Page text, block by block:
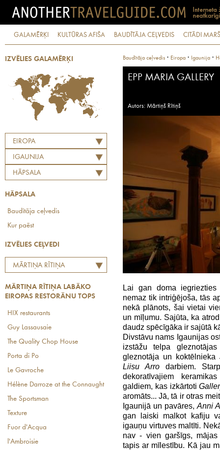
GALAMĒRĶI KULTŪRAS AFIŠA BAUDĪTĀJA CEĻVEDIS CITĀDI
IZVĒLIES GALAMĒRĶI
EIROPA
IGAUNIJA
HĀPSALA
HĀPSALA
Baudītāja ceļvedis
Kur paēst
IZVĒLIES CEĻVEDI
MĀRTIŅA RĪTIŅA
RESTORĀNU TOPS
MĀRTIŅA RĪTIŅA LABĀKO
EIROPAS RESTORĀNU TOPS
HIX restaurants
Guy Lassausaie
The Quality Chop House
Porta di Po
Le Gavroche
Hélène Darroze at the Connaught
The Sportsman
Texture
Fuor d'Acqua
l'Ambroisie
Baudītāja ceļvedis · Eiropa · Igaunija ·
EPP MARIA GALLERY
Autors: Mārtiņš Rītiņš
Lai gan doma
nemaz tik intriģējoša, tās
nekā plānots, šai vietai
un mīļumu. Sajūta, ka
daudz spēcīgāka ir sajūtā
Divstāvu nams Igaunijas
izstāžu telpa
gleznotāja un koktēlnieka
Liisu Arro darbiem.
dekoratīvajiem
galdiem, kas izkārtoti
aromāts... Jā, tā ir otras
Igaunijā un pavāres, Anni
gan laiski malkot kafiju
igauņu virtuves maltīti.
nav - vien garšīgs, mājas
tapis ar mīlestību. Kā jau